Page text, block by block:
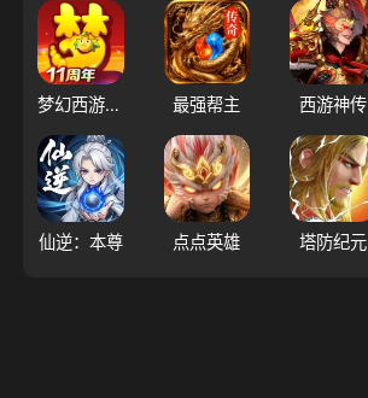
梦幻西游（大陆服） 最强帮主 西游神传
仙逆：本尊 点点英雄 塔防纪元